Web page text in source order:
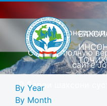
Это
Скачать полную
сайте
Барои шахсони
By Year
By Month